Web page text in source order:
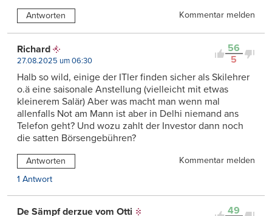
Antworten Kommentar melden
56
5
Richard
27.08.2025 um 06:30
Halb so wild, einige der ITler finden sicher als Skilehrer
o.ä eine saisonale Anstellung (vielleicht mit etwas
kleinerem Salär) Aber was macht man wenn mal
allenfalls Not am Mann ist aber in Delhi niemand ans
Telefon geht? Und wozu zahlt der Investor dann noch
die satten Börsengebühren?
Antworten
Kommentar melden
1 Antwort
49
De Sämpf derzue vom Otti